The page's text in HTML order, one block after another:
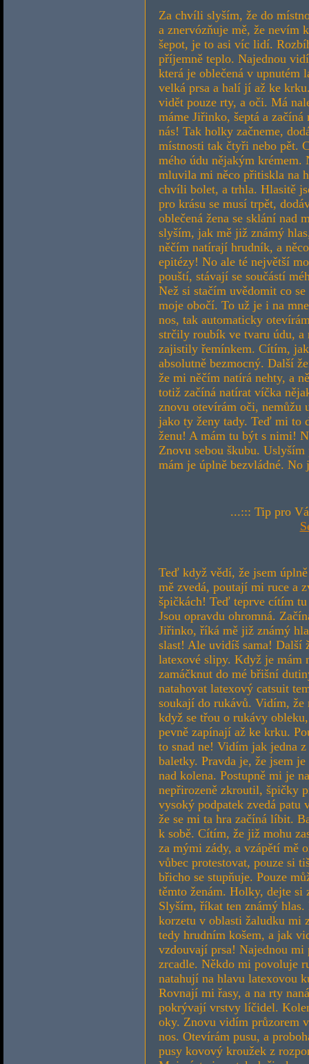
Za chvíli slyším, že do
a znervózňuje mě, že nevím
šepot, je to asi víc lidí.
příjemně teplo. Najednou
která je oblečená v upnutém
velká prsa a halí jí až ke
vidět pouze rty, a oči. Má
máme Jiřinko, šeptá a
nás! Tak holky začneme,
místnosti tak čtyři nebo pět.
mého údu nějakým
mluvila mi něco přitiskla na
chvíli bolet, a trhla. Hlasitě
pro krásu se musí trpět,
oblečená žena se sklání nad
slyším, jak mě již známý
něčím natírají hrudník, a
epitézy! No ale té největší
pouští, stávají se součástí
Než si stačím uvědomit co
moje obočí. To už je i na
nos, tak automaticky
strčily roubík ve tvaru údu,
zajistily řemínkem. Cítím,
absolutně bezmocný. Další
že mi něčím natírá nehty, a
totiž začíná natírat víčka
znovu otevírám oči, nemůžu
jako ty ženy tady. Teď mi to
ženu! A mám tu být s nimi!
Znovu sebou škubu.
mám je úplně bezvládné. No
...::: Tip pro
Teď když vědí, že jsem
mě zvedá, poutají mi ruce a
špičkách! Teď teprve cítím
Jsou opravdu ohromná.
Jiřinko, říká mě již známý
slast! Ale uvidíš sama! Další
latexové slipy. Když je mám
zamáčknut do mé břišní
natahovat latexový catsuit
soukají do rukávů. Vidím, že
když se třou o rukávy
pevně zapínají až ke krku.
to snad ne! Vidím jak jedna
baletky. Pravda je, že jsem
nad kolena. Postupně mi je
nepřirozeně zkroutil, špičky
vysoký podpatek zvedá patu
že se mi ta hra začíná líbit.
k sobě. Cítím, že již mohu
za mými zády, a vzápětí mě
vůbec protestovat, pouze si
břicho se stupňuje. Pouze
těmto ženám. Holky, dejte si
Slyším, říkat ten známý
korzetu v oblasti žaludku mi
tedy hrudním košem, a jak
vzdouvají prsa! Najednou mi
zrcadle. Někdo mi povoluje
natahují na hlavu latexovou
Rovnají mi řasy, a na rty
pokrývají vrstvy líčidel.
oky. Znovu vidím průzorem
nos. Otevírám pusu, a
pusy kovový kroužek z